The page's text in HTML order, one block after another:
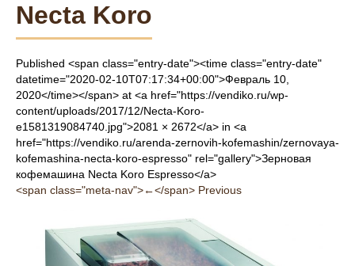
Necta Koro
Published <span class="entry-date"><time class="entry-date"
datetime="2020-02-10T07:17:34+00:00">Февраль 10,
2020</time></span> at <a href="https://vendiko.ru/wp-
content/uploads/2017/12/Necta-Koro-
e1581319084740.jpg">2081 × 2672</a> in <a
href="https://vendiko.ru/arenda-zernovih-kofemashin/zernovaya-
kofemashina-necta-koro-espresso" rel="gallery">Зерновая
кофемашина Necta Koro Espresso</a>
<span class="meta-nav">←</span> Previous